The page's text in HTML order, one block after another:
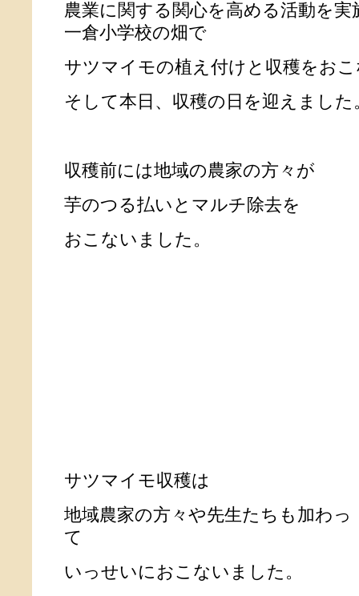
農業に関する関心を高める活動を
一倉小学校の畑で
サツマイモの植え付けと収穫をお
そして本日、収穫の日を迎えました
収穫前には地域の農家の方々が
芋のつる払いとマルチ除去を
おこないました。
サツマイモ収穫は
地域農家の方々や先生たちも加わっ
て
いっせいにおこないました。